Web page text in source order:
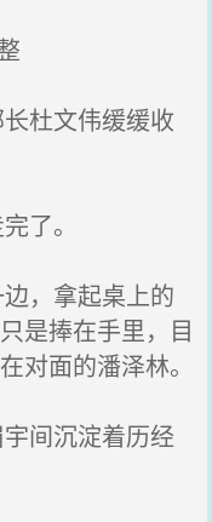
杜文伟缓缓收
了。
，拿起桌上的
是捧在手里，目
对面的潘泽林。
间沉淀着历经